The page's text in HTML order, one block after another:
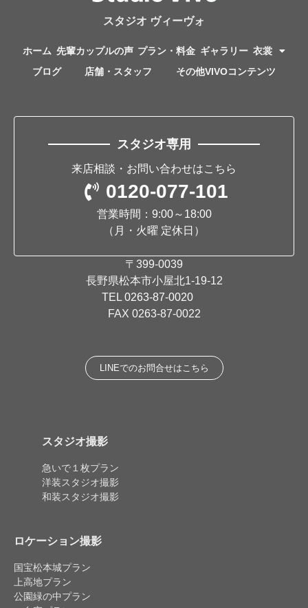
スタジオ ヴィーヴォ
ホーム 先輩カップルの声 プラン・料金 ギャラリー 衣裳
ブログ
店舗・スタッフ その他VIVOコンテンツ
スタジオ専用
来店相談・お問い合わせはこちら
0120-077-101
営業時間：9:00～18:00
（月・火曜 定休日）
〒399-0039
長野県松本市小屋北1-19-12
TEL 0263-87-0020
FAX 0263-87-0022
LINEでのお問合せはこちら
スタジオ撮影
急いで１枚プラン
洋装スタジオ撮影
和装スタジオ撮影
ロケーション撮影
国宝松本城プラン
上高地プラン
公園緑の中プラン